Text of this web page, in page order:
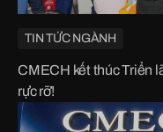
TIN TỨC NGÀNH
CMECH kết thúc Triển
rực rỡ!